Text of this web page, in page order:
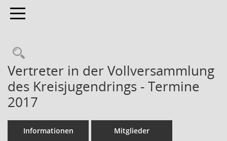
Toggle navigation
Rechercheauswahl
Vertreter in der Vollversammlung
des Kreisjugendrings - Termine
2017
Informationen Mitglieder